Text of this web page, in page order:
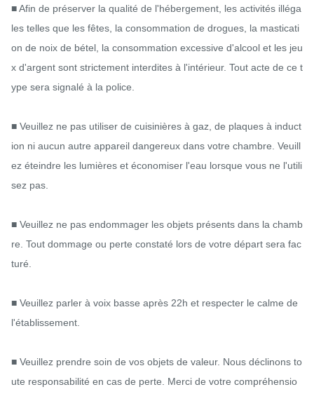
■ Afin de préserver la qualité de l'hébergement, les activités illéga
les telles que les fêtes, la consommation de drogues, la masticati
on de noix de bétel, la consommation excessive d'alcool et les jeu
x d'argent sont strictement interdites à l'intérieur. Tout acte de ce t
ype sera signalé à la police.
■ Veuillez ne pas utiliser de cuisinières à gaz, de plaques à induct
ion ni aucun autre appareil dangereux dans votre chambre. Veuill
ez éteindre les lumières et économiser l'eau lorsque vous ne l'utili
sez pas.
■ Veuillez ne pas endommager les objets présents dans la chamb
re. Tout dommage ou perte constaté lors de votre départ sera fac
turé.
■ Veuillez parler à voix basse après 22h et respecter le calme de
l'établissement.
■ Veuillez prendre soin de vos objets de valeur. Nous déclinons to
ute responsabilité en cas de perte. Merci de votre compréhensio